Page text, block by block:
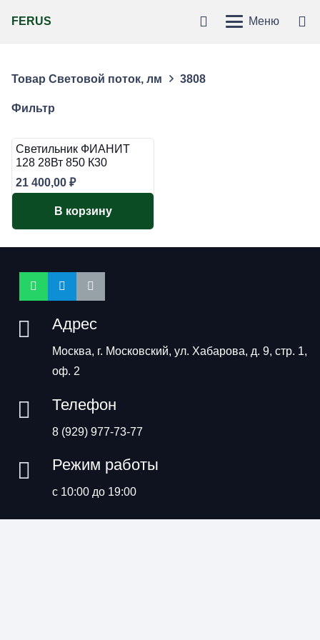
FERUS Меню
Товар Световой поток, лм 3808
Фильтр
Светильник ФИАНИТ
128 28Вт 850 К30
21 400,00 ₽
В корзину
Адрес
Москва, г. Московский, ул. Хабарова, д. 9, стр. 1,
оф. 2
Телефон
8 (929) 977-73-77
Режим работы
с 10:00 до 19:00